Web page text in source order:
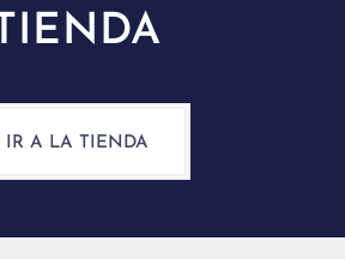
TIENDA
IR A LA TIENDA